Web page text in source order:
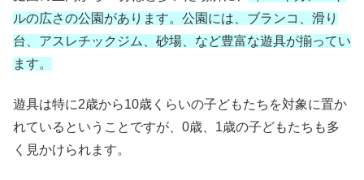
ルの広さの公園があります。公園には、ブランコ、滑り
台、アスレチックジム、砂場、など豊富な遊具が揃ってい
ます。
遊具は特に2歳から10歳くらいの子どもたちを対象に置か
れているということですが、0歳、1歳の子どもたちも多
く見かけられます。